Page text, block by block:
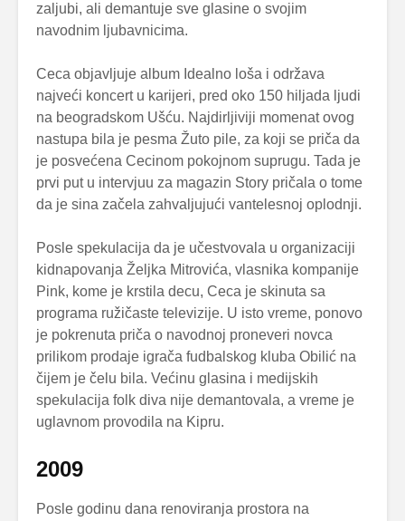
zaljubi, ali demantuje sve glasine o svojim
navodnim ljubavnicima.
Ceca objavljuje album Idealno loša i održava
najveći koncert u karijeri, pred oko 150 hiljada ljudi
na beogradskom Ušću. Najdirljiviji momenat ovog
nastupa bila je pesma Žuto pile, za koji se priča da
je posvećena Cecinom pokojnom suprugu. Tada je
prvi put u intervjuu za magazin Story pričala o tome
da je sina začela zahvaljujući vantelesnoj oplodnji.
Posle spekulacija da je učestvovala u organizaciji
kidnapovanja Željka Mitrovića, vlasnika kompanije
Pink, kome je krstila decu, Ceca je skinuta sa
programa ružičaste televizije. U isto vreme, ponovo
je pokrenuta priča o navodnoj proneveri novca
prilikom prodaje igrača fudbalskog kluba Obilić na
čijem je čelu bila. Većinu glasina i medijskih
spekulacija folk diva nije demantovala, a vreme je
uglavnom provodila na Kipru.
2009
Posle godinu dana renoviranja prostora na